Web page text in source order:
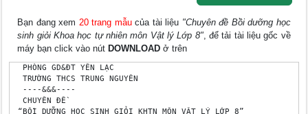
Bạn đang xem 20 trang mẫucủa tài liệu "Chuyên đề Bồi dưỡng học
sinh giỏi Khoa học tự nhiên môn Vật lý Lớp 8", để tải tài liệu gốc về
máy bạn click vào nút DOWNLOAD ở trên
PHÒNG GD&ĐT YÊN LẠC
TRƯỜNG THCS TRUNG NGUYÊN
----&&&----
CHUYÊN ĐỀ
“BỒI DƯỠNG HỌC SINH GIỎI KHTN MÔN VẬT LÝ LỚP 8”